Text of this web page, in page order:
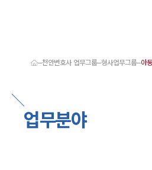
서울·대전·천안변호사
천안형사전문변호사
천안이혼전문변호사
천안학교폭력변호사
천안변호사 업무그룹 형사업무그룹
업무분야